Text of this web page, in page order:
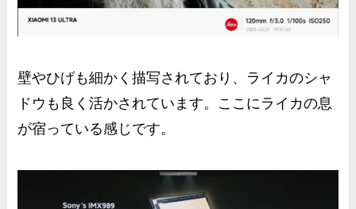
壁やひげも細かく描写されており、ライカのシャ
ドウも良く活かされています。ここにライカの息
が宿っている感じです。